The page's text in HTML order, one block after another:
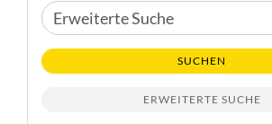
Erweiterte
Suche
SUCHEN
ERWEITERTE SUCHE